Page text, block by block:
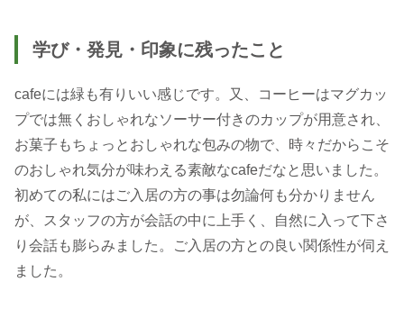
学び・発見・印象に残ったこと
cafeには緑も有りいい感じです。又、コーヒーはマグカッ
プでは無くおしゃれなソーサー付きのカップが用意され、
お菓子もちょっとおしゃれな包みの物で、時々だからこそ
のおしゃれ気分が味わえる素敵なcafeだなと思いました。
初めての私にはご入居の方の事は勿論何も分かりません
が、スタッフの方が会話の中に上手く、自然に入って下さ
り会話も膨らみました。ご入居の方との良い関係性が伺え
ました。